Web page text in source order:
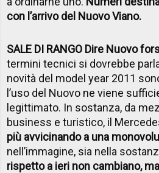
con l’arrivo del Nuovo Viano.
SALE DI RANGO Dire Nuovo
termini tecnici si dovrebbe
novità del model year 2011
l’uso del Nuovo ne viene
legittimato. In sostanza, da
business e turistico, il
più avvicinando a una
nell’immagine, sia nella
rispetto a ieri non cambiano,